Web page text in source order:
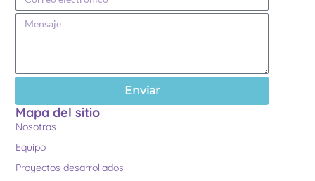
Enviar
Mapa del sitio
Nosotras
Equipo
Proyectos desarrollados